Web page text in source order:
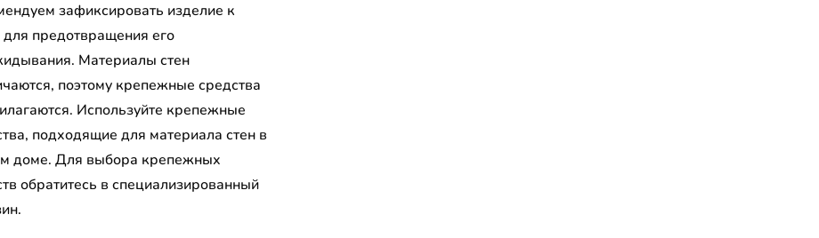
зафиксировать изделие к
для предотвращения его
Материалы стен
поэтому крепежные средства
Используйте крепежные
подходящие для материала стен в
доме. Для выбора крепежных
обратитесь в специализированный